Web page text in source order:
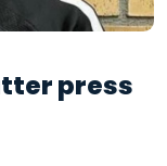
press